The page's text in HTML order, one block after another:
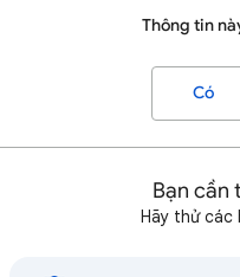
Thông tin
Có
Bạn cần
Hãy thử các